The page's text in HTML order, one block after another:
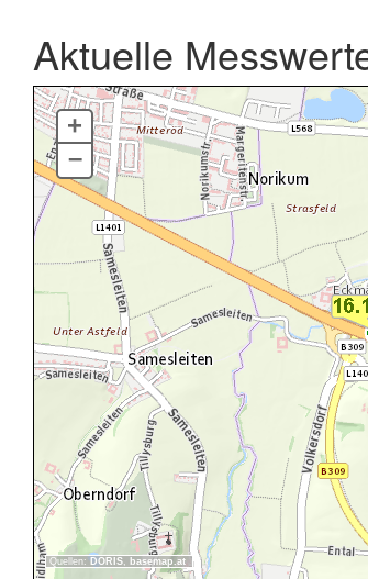
Aktuelle
Quellen: DORIS, basemap.at
+
–